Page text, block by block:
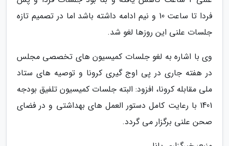
فردا تا ساعت 10 و نیم ادامه داشته باشد اما در تصمیم تازه
جلسات علنی این روزها لغو شد.
وی با اشاره به لغو جلسات کمیسیون های تخصصی مجلس
در هفته جاری در پی اوج گیری کرونا و توصیه های ستاد
ملی مقابله کرونا، افزود: البته جلسات کمیسیون تلفیق بودجه
1401 با رعایت کامل دستور العمل های بهداشتی و در فضای
صحن علنی برگزار می گردد.